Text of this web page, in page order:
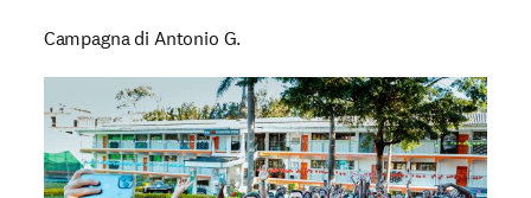
Campagna di Antonio G.